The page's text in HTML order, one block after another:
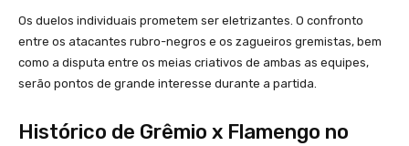
Os duelos individuais prometem ser eletrizantes. O confronto
entre os atacantes rubro-negros e os zagueiros gremistas, bem
como a disputa entre os meias criativos de ambas as equipes,
serão pontos de grande interesse durante a partida.
Histórico de Grêmio x Flamengo no